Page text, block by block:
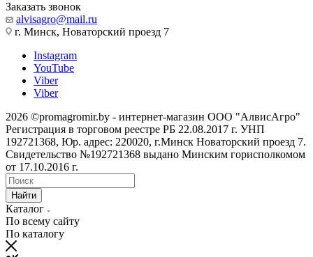
Заказать звонок
alvisagro@mail.ru
г. Минск, Новаторский проезд 7
Instagram
YouTube
Viber
Viber
2026 ©promagromir.by - интернет-магазин ООО "АлвисАгро"
Регистрация в торговом реестре РБ 22.08.2017 г. УНП
192721368, Юр. адрес: 220020, г.Минск Новаторский проезд 7.
Свидетельство №192721368 выдано Минским горисполкомом
от 17.10.2016 г.
Найти
Каталог
По всему сайту
По каталогу